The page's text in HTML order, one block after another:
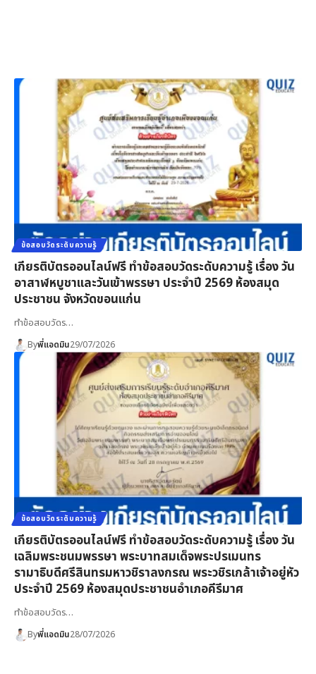
ข้อสอบวัดระดับความรู้
เกียรติบัตรออนไลน์ฟรี ทำข้อสอบวัดระดับความรู้ เรื่อง วัน
อาสาฬหบูชาและวันเข้าพรรษา ประจำปี 2569 ห้องสมุด
ประชาชน จังหวัดขอนแก่น
ทำข้อสอบวัดร…
Byพี่แอดมิน29/07/2026
ข้อสอบวัดระดับความรู้
เกียรติบัตรออนไลน์ฟรี ทำข้อสอบวัดระดับความรู้ เรื่อง วัน
เฉลิมพระชนมพรรษา พระบาทสมเด็จพระปรเมนทร
รามาธิบดีศรีสินทรมหาวชิราลงกรณ พระวชิรเกล้าเจ้าอยู่หัว
ประจำปี 2569 ห้องสมุดประชาชนอำเภอคีรีมาศ
ทำข้อสอบวัดร…
Byพี่แอดมิน28/07/2026